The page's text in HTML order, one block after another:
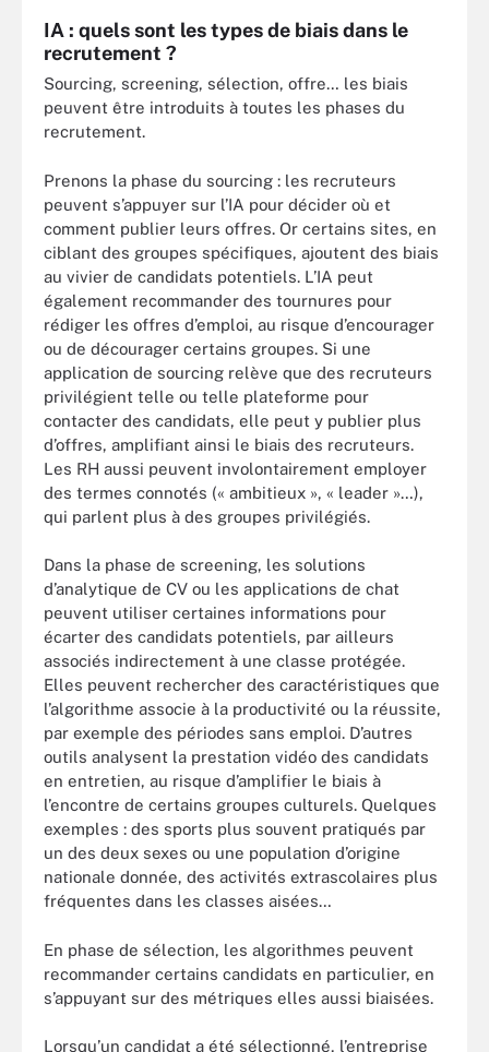
IA : quels sont les types de biais dans le
recrutement ?
Sourcing, screening, sélection, offre… les biais
peuvent être introduits à toutes les phases du
recrutement.
Prenons la phase du sourcing : les recruteurs
peuvent s’appuyer sur l’IA pour décider où et
comment publier leurs offres. Or certains sites, en
ciblant des groupes spécifiques, ajoutent des biais
au vivier de candidats potentiels. L’IA peut
également recommander des tournures pour
rédiger les offres d’emploi, au risque d’encourager
ou de décourager certains groupes. Si une
application de sourcing relève que des recruteurs
privilégient telle ou telle plateforme pour
contacter des candidats, elle peut y publier plus
d’offres, amplifiant ainsi le biais des recruteurs.
Les RH aussi peuvent involontairement employer
des termes connotés (« ambitieux », « leader »…),
qui parlent plus à des groupes privilégiés.
Dans la phase de screening, les solutions
d’analytique de CV ou les applications de chat
peuvent utiliser certaines informations pour
écarter des candidats potentiels, par ailleurs
associés indirectement à une classe protégée.
Elles peuvent rechercher des caractéristiques que
l’algorithme associe à la productivité ou la réussite,
par exemple des périodes sans emploi. D’autres
outils analysent la prestation vidéo des candidats
en entretien, au risque d’amplifier le biais à
l’encontre de certains groupes culturels. Quelques
exemples : des sports plus souvent pratiqués par
un des deux sexes ou une population d’origine
nationale donnée, des activités extrascolaires plus
fréquentes dans les classes aisées…
En phase de sélection, les algorithmes peuvent
recommander certains candidats en particulier, en
s’appuyant sur des métriques elles aussi biaisées.
Lorsqu’un candidat a été sélectionné, l’entreprise